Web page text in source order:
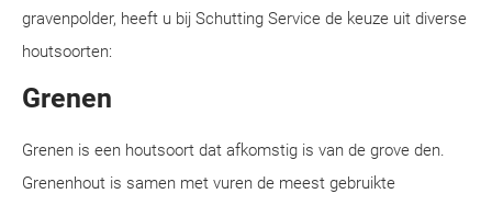
gravenpolder, heeft u bij Schutting Service de keuze uit diverse
houtsoorten:
Grenen
Grenen is een houtsoort dat afkomstig is van de grove den.
Grenenhout is samen met vuren de meest gebruikte